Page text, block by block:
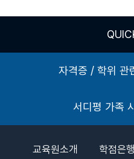
자격증 / 학위 관
서디평 가족
교육원소개 학점은